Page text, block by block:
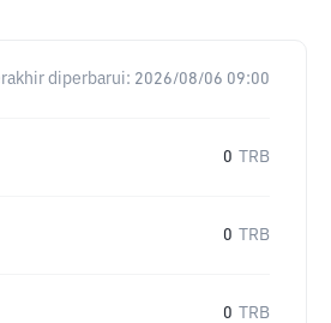
diperbarui: 2026/08/06 09:00
0 TRB
0 TRB
0 TRB